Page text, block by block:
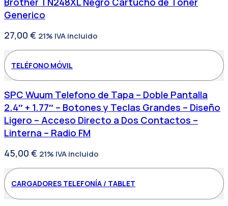
Generico
27,00 € 21% IVA incluido
TELÉFONO MÓVIL
SPC Wuum Telefono de Tapa – Doble Pantalla
2.4″ + 1.77″ – Botones y Teclas Grandes – Diseño
Ligero – Acceso Directo a Dos Contactos –
Linterna – Radio FM
45,00 € 21% IVA incluido
CARGADORES TELEFONÍA / TABLET